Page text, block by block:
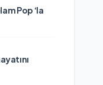
Pop ‘la